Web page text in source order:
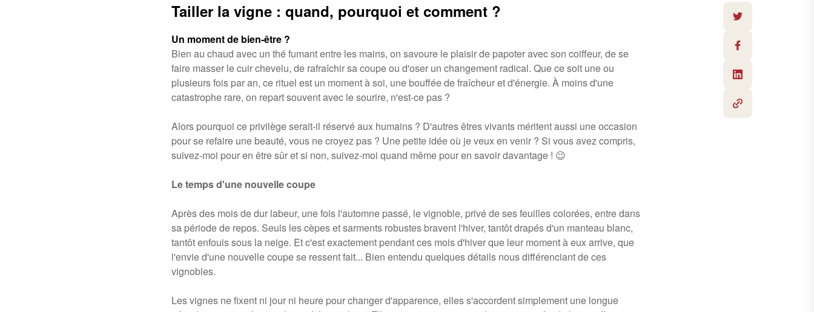
Tailler la vigne : quand, pourquoi et comment ?
Un moment de bien-être ?
Bien au chaud avec un thé fumant entre les mains, on savoure le plaisir de papoter avec son coiffeur, de se
faire masser le cuir chevelu, de rafraîchir sa coupe ou d'oser un changement radical. Que ce soit une ou
plusieurs fois par an, ce rituel est un moment à soi, une bouffée de fraîcheur et d'énergie. À moins d'une
catastrophe rare, on repart souvent avec le sourire, n'est-ce pas ?
Alors pourquoi ce privilège serait-il réservé aux humains ? D'autres êtres vivants méritent aussi une occasion
pour se refaire une beauté, vous ne croyez pas ? Une petite idée où je veux en venir ? Si vous avez compris,
suivez-moi pour en être sûr et si non, suivez-moi quand même pour en savoir davantage ! 😉
Le temps d'une nouvelle coupe
Après des mois de dur labeur, une fois l'automne passé, le vignoble, privé de ses feuilles colorées, entre dans
sa période de repos. Seuls les cèpes et sarments robustes bravent l'hiver, tantôt drapés d'un manteau blanc,
tantôt enfouis sous la neige. Et c'est exactement pendant ces mois d'hiver que leur moment à eux arrive, que
l'envie d'une nouvelle coupe se ressent fait... Bien entendu quelques détails nous différenciant de ces
vignobles.
Les vignes ne fixent ni jour ni heure pour changer d'apparence, elles s'accordent simplement une longue